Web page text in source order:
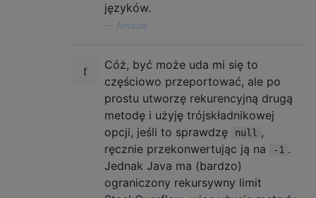
języków.
Arnauld
Cóż, być może uda mi się to
częściowo przeportować, ale po
prostu utworzę rekurencyjną drugą
metodę i użyję trójskładnikowej
opcji, jeśli to sprawdzę
null ,
ręcznie przekonwertując ją na
-1 .
Jednak Java ma (bardzo)
ograniczony rekursywny limit